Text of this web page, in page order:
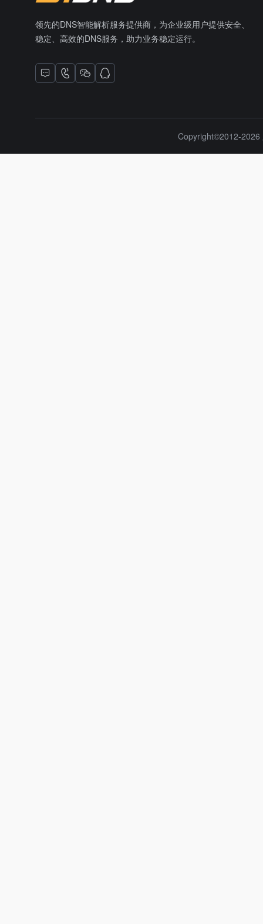
领先的DNS智能解析服务提供商，为企业级用户提供安全、
稳定、高效的DNS服务，助力业务稳定运行。
Copyright©2012-2026